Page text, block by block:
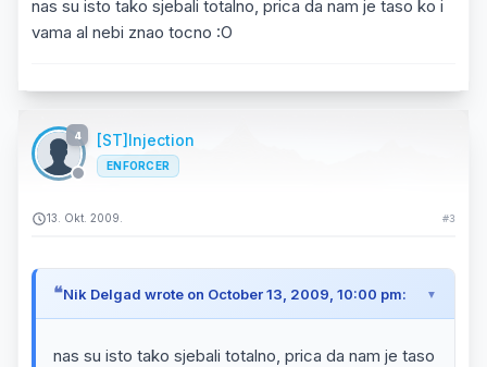
nas su isto tako sjebali totalno, prica da nam je taso ko i
vama al nebi znao tocno :O
4 [ST]Injection
ENFORCER
13. Okt. 2009. #3
Nik Delgad wrote on October 13, 2009, 10:00 pm:
nas su isto tako sjebali totalno, prica da nam je taso